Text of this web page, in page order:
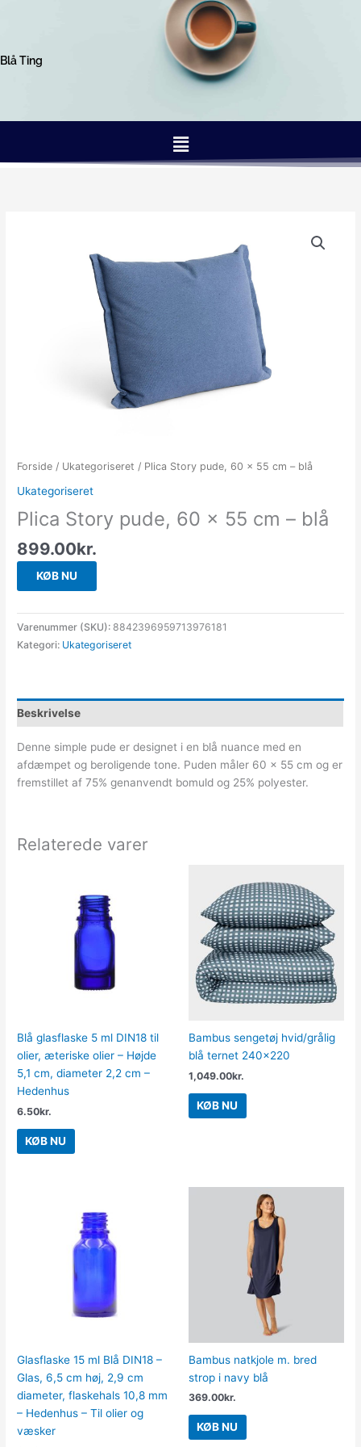
Blå Ting
Menu
Forside / Ukategoriseret / Plica Story pude, 60 x 55 cm – blå
Ukategoriseret
Plica Story pude, 60 x 55 cm – blå
899.00kr.
KØB NU
Varenummer (SKU):8842396959713976181
Kategori: Ukategoriseret
Beskrivelse
Denne simple pude er designet i en blå nuance med en
afdæmpet og beroligende tone. Puden måler 60 x 55 cm og er
fremstillet af 75% genanvendt bomuld og 25% polyester.
Relaterede varer
Blå glasflaske 5 ml DIN18 til
olier, æteriske olier – Højde
5,1 cm, diameter 2,2 cm –
Hedenhus
6.50kr.
KØB NU
Bambus sengetøj hvid/grålig
blå ternet 240×220
1,049.00kr.
KØB NU
Glasflaske 15 ml Blå DIN18 –
Glas, 6,5 cm høj, 2,9 cm
diameter, flaskehals 10,8 mm
– Hedenhus – Til olier og
væsker
Bambus natkjole m. bred
strop i navy blå
369.00kr.
KØB NU